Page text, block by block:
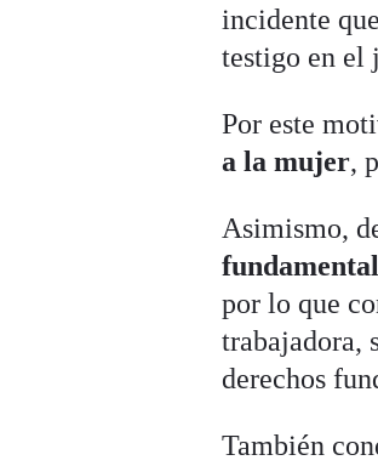
incidente
testigo en el
Por este
a la mujer,
Asimismo,
por lo que
trabajadora,
derechos
También